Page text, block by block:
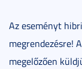
Az eseményt
megrendezésre!
megelőzően